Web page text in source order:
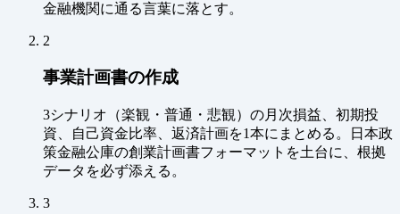
金融機関に通る言葉に落とす。
2
事業計画書の作成
3シナリオ（楽観・普通・悲観）の月次損益、初期投
資、自己資金比率、返済計画を1本にまとめる。日本政
策金融公庫の創業計画書フォーマットを土台に、根拠
データを必ず添える。
3